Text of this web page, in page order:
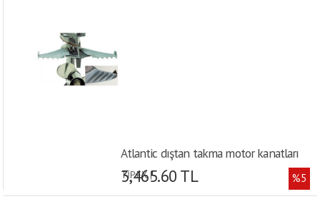
Atlantic dıştan takma motor kanatları
TİP:FX |
3,465.60 TL %5